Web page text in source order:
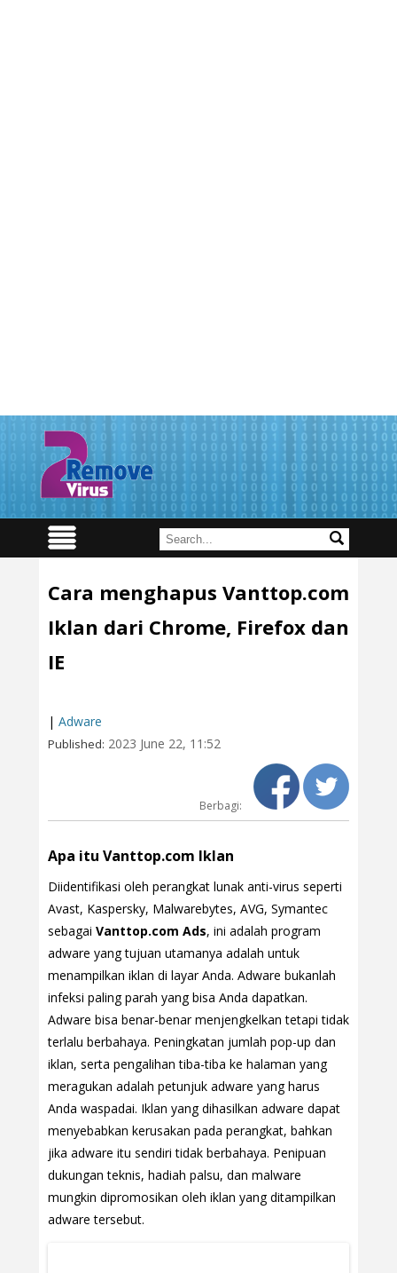
Cara menghapus Vanttop.com
Iklan dari Chrome, Firefox dan
IE
| Adware
Published: 2023 June 22, 11:52
Berbagi:
Apa itu Vanttop.com Iklan
Diidentifikasi oleh perangkat lunak anti-virus seperti
Avast, Kaspersky, Malwarebytes, AVG, Symantec
sebagai Vanttop.com Ads, ini adalah program
adware yang tujuan utamanya adalah untuk
menampilkan iklan di layar Anda. Adware bukanlah
infeksi paling parah yang bisa Anda dapatkan.
Adware bisa benar-benar menjengkelkan tetapi tidak
terlalu berbahaya. Peningkatan jumlah pop-up dan
iklan, serta pengalihan tiba-tiba ke halaman yang
meragukan adalah petunjuk adware yang harus
Anda waspadai. Iklan yang dihasilkan adware dapat
menyebabkan kerusakan pada perangkat, bahkan
jika adware itu sendiri tidak berbahaya. Penipuan
dukungan teknis, hadiah palsu, dan malware
mungkin dipromosikan oleh iklan yang ditampilkan
adware tersebut.